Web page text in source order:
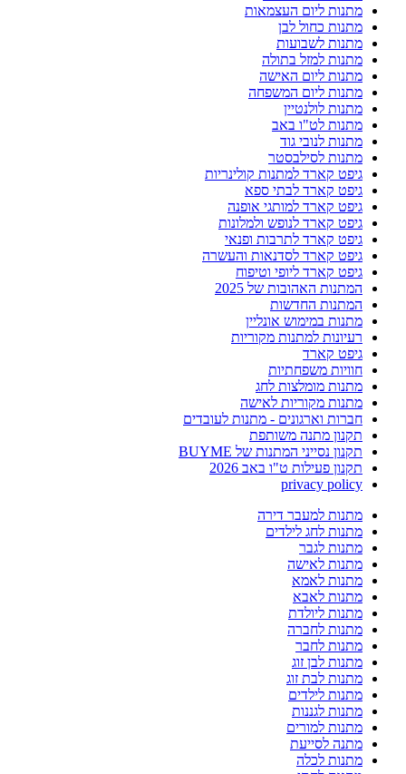
מתנות ליום העצמאות
מתנות כחול לבן
מתנות לשבועות
מתנות למזל בתולה
מתנות ליום האישה
מתנות ליום המשפחה
מתנות לולנטיין
מתנות לט"ו באב
מתנות לנובי גוד
מתנות לסילבסטר
גיפט קארד למתנות קולינריות
גיפט קארד לבתי ספא
גיפט קארד למותגי אופנה
גיפט קארד לנופש ולמלונות
גיפט קארד לתרבות ופנאי
גיפט קארד לסדנאות והעשרה
גיפט קארד ליופי וטיפוח
המתנות האהובות של 2025
המתנות החדשות
מתנות במימוש אונליין
רעיונות למתנות מקוריות
גיפט קארד
חוויות משפחתיות
מתנות מומלצות לחג
מתנות מקוריות לאישה
חברות וארגונים - מתנות לעובדים
תקנון מתנה משותפת
תקנון נסייני המתנות של BUYME
תקנון פעילות ט"ו באב 2026
privacy policy
מתנות למעבר דירה
מתנות לחג לילדים
מתנות לגבר
מתנות לאישה
מתנות לאמא
מתנות לאבא
מתנות ליולדת
מתנות לחברה
מתנות לחבר
מתנות לבן זוג
מתנות לבת זוג
מתנות לילדים
מתנות לגננות
מתנות למורים
מתנה לסייעת
מתנות לכלה